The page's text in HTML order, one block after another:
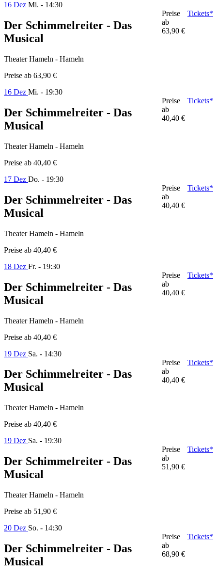
16 Dez Mi. - 14:30
Der Schimmelreiter - Das
Musical
Theater Hameln - Hameln
Preise ab 63,90 €
Preise
ab
63,90 €
Tickets*
16 Dez Mi. - 19:30
Der Schimmelreiter - Das
Musical
Theater Hameln - Hameln
Preise ab 40,40 €
Preise
ab
40,40 €
Tickets*
17 Dez Do. - 19:30
Der Schimmelreiter - Das
Musical
Theater Hameln - Hameln
Preise ab 40,40 €
Preise
ab
40,40 €
Tickets*
18 Dez Fr. - 19:30
Der Schimmelreiter - Das
Musical
Theater Hameln - Hameln
Preise ab 40,40 €
Preise
ab
40,40 €
Tickets*
19 Dez Sa. - 14:30
Der Schimmelreiter - Das
Musical
Theater Hameln - Hameln
Preise ab 40,40 €
Preise
ab
40,40 €
Tickets*
19 Dez Sa. - 19:30
Der Schimmelreiter - Das
Musical
Theater Hameln - Hameln
Preise ab 51,90 €
Preise
ab
51,90 €
Tickets*
20 Dez So. - 14:30
Der Schimmelreiter - Das
Musical
Preise
ab
68,90 €
Tickets*